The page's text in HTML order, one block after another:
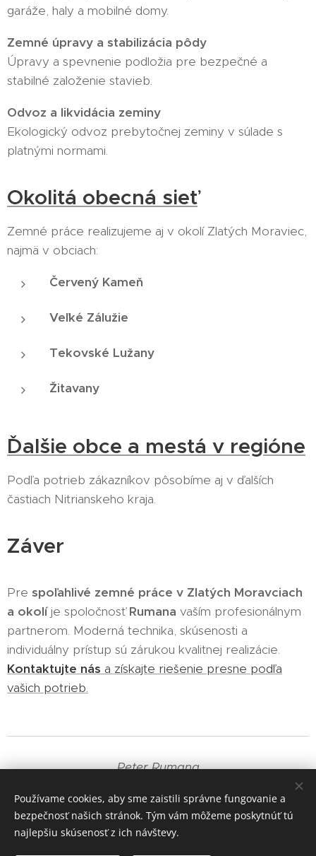
garáže, haly a mobilné domy.
Zemné úpravy a stabilizácia pôdy
Úpravy a spevnenie podložia pre bezpečné a
stabilné založenie stavieb.
Odvoz a likvidácia zeminy
Ekologický odvoz prebytočnej zeminy v súlade s
platnými normami.
Okolitá obecná sieť
Zemné práce realizujeme aj v okolí Zlatých Moraviec,
najmä v obciach:
Červený Kameň
Veľké Zálužie
Tekovské Lužany
Žitavany
Ďalšie obce a mestá v regióne
Podľa potrieb zákazníkov pôsobíme aj v ďalších
častiach Nitrianskeho kraja.
Záver
Pre spoľahlivé zemné práce v Zlatých Moravciach
a okolíje spoločnosťRumana vaším profesionálnym
partnerom. Moderná technika, skúsenosti a
individuálny prístup sú zárukou kvalitnej realizácie.
Kontaktujte nás a získajte riešenie presne podľa
vašich potrieb.
Peter Rumana
Cookies
Používame cookies, aby sme zaistili správne fungovanie a
bezpečnosť našich stránok. Tým vám môžeme poskytnúť tú
najlepšiu skúsenosť z ich návštevy.